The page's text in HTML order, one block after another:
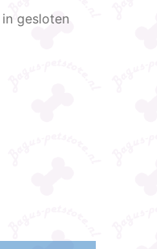
gesloten